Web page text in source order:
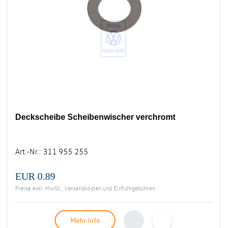
Deckscheibe Scheibenwischer verchromt
Art.-Nr.: 311 955 255
EUR 0.89
Preise exkl. MwSt., Versandkosten und Einfuhrgebühren
Mehr Info